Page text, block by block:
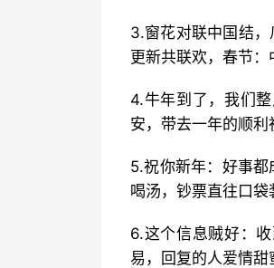
3.窗花对联中国结
更新共联欢，春节：
4.牛年到了，我们
安，带去一年的顺利
5.祝你新年：好事
喝汤，钞票直往口袋
6.这个信息贼好：
易，回复的人爱情甜